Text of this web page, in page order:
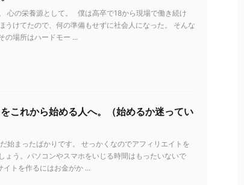
心の栄養源として。 僕は高卒で18から現場で働き続け
うけてたので、何の準備もせずに社会人になった。 そんな
の場所はハードモー ...
これから始める人へ。（始めるか迷ってい
始まったばかりです。 せっかくなのでアフィリエイトを
ょう。パソコンやスマホをいじる時間はもったいないで
トを作るにはお金がか ...